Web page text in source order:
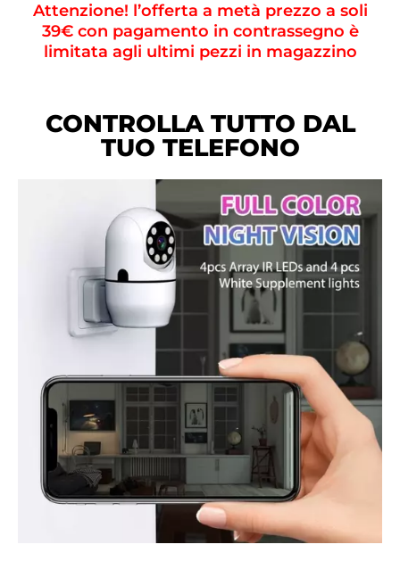
Attenzione! l’offerta a metà prezzo a soli
39€ con pagamento in contrassegno è
limitata agli ultimi pezzi in magazzino
CONTROLLA TUTTO DAL
TUO TELEFONO